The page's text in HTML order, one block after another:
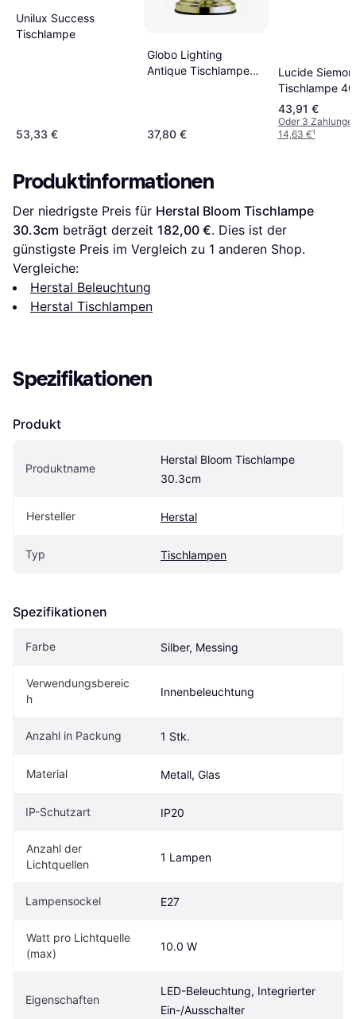
Unilux Success
Tischlampe
53,33 €
Globo Lighting
Antique Tischlampe
37,80 €
Lucide Siemon
Tischlampe
43,91 €
Oder 3
14,63 €¹
Produktinformationen
Der niedrigste Preis für Herstal Bloom Tischlampe
30.3cm beträgt derzeit 182,00 €. Dies ist der
günstigste Preis im Vergleich zu 1 anderen Shop.
Vergleiche:
Herstal Beleuchtung
Herstal Tischlampen
Spezifikationen
Produkt
Produktname
Herstal Bloom Tischlampe
30.3cm
Hersteller Herstal
Typ Tischlampen
Spezifikationen
Farbe Silber, Messing
Verwendungsbereic
h
Innenbeleuchtung
Anzahl in Packung 1 Stk.
Material Metall, Glas
IP-Schutzart IP20
Anzahl der
Lichtquellen
1 Lampen
Lampensockel E27
Watt pro Lichtquelle
(max)
10.0 W
Eigenschaften
LED-Beleuchtung, Integrierter
Ein-/Ausschalter